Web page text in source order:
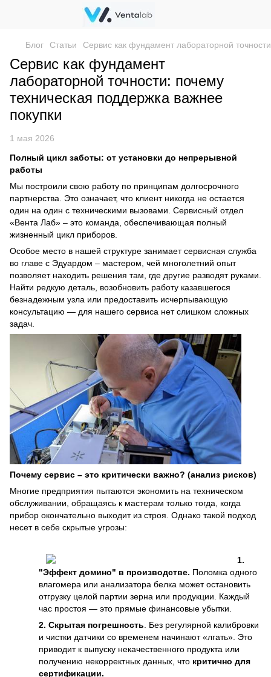
Блог Статьи Сервис как фундамент лабораторной
Сервис как фундамент
лабораторной точности: почему
техническая поддержка важнее
покупки
1 мая 2026
Полный цикл заботы: от установки до непрерывной
работы
Мы построили свою работу по принципам долгосрочного
партнерства. Это означает, что клиент никогда не остается
один на один с техническими вызовами. Сервисный отдел
«Вента Лаб» – это команда, обеспечивающая полный
жизненный цикл приборов.
Особое место в нашей структуре занимает сервисная служба
во главе с Эдуардом – мастером, чей многолетний опыт
позволяет находить решения там, где другие разводят руками.
Найти редкую деталь, возобновить работу казавшегося
безнадежным узла или предоставить исчерпывающую
консультацию — для нашего сервиса нет слишком сложных
задач.
Почему сервис – это критически важно? (анализ рисков)
Многие предприятия пытаются экономить на техническом
обслуживании, обращаясь к мастерам только тогда, когда
прибор окончательно выходит из строя. Однако такой подход
несет в себе скрытые угрозы:
1.
"Эффект домино" в производстве. Поломка одного
влагомера или анализатора белка может остановить
отгрузку целой партии зерна или продукции. Каждый
час простоя — это прямые финансовые убытки.
2. Скрытая погрешность . Без регулярной калибровки
и чистки датчики со временем начинают «лгать». Это
приводит к выпуску некачественного продукта или
получению некорректных данных, что критично для
сертификации.